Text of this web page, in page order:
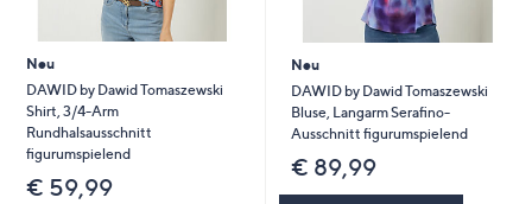
Neu
DAWID by Dawid Tomaszewski
Shirt, 3/4-Arm
Rundhalsausschnitt
figurumspielend
€ 59,99
Neu
DAWID by Dawid Tomaszewski
Bluse, Langarm Serafino-
Ausschnitt figurumspielend
€ 89,99